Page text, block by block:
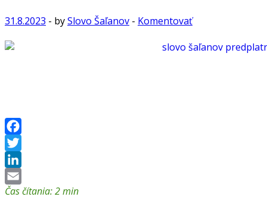
31.8.2023 - bySlovo Šaľanov - Komentovať
Facebook
Twitter
LinkedIn
Email
Čas čítania:2min